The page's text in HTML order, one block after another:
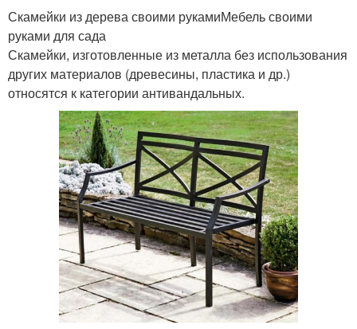
Скамейки из дерева своими рукамиМебель своими
руками для сада
Скамейки, изготовленные из металла без использования
других материалов (древесины, пластика и др.)
относятся к категории антивандальных.